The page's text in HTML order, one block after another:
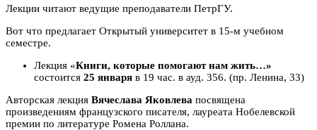
Лекции читают ведущие преподаватели ПетрГУ.
Вот что предлагает Открытый университет в 15-м учебном
семестре.
Лекция «Книги, которые помогают нам жить…»
состоится 25 января в 19 час. в ауд. 356. (пр. Ленина, 33)
Авторская лекция Вячеслава Яковлева посвящена
произведениям французского писателя, лауреата Нобелевской
премии по литературе Ромена Роллана.